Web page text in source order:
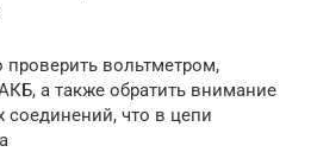
вольтметром,
а также обратить внимание
соединений, что в цепи